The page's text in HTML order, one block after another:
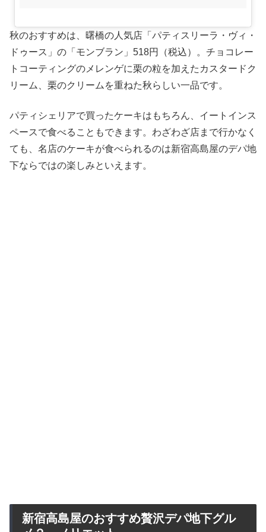
秋のおすすめは、曙橋の人気店「パティスリーラ・ヴィ・
ドゥース」の「モンブラン」518円（税込）。チョコレー
トコーティングのメレンゲに栗の粒を加えたカスタードク
リーム、栗のクリームを重ねた秋らしい一品です。
パティシェリアで買ったケーキはもちろん、イートインス
ペースで食べることもできます。わざわざ店まで行かなく
ても、名店のケーキが食べられるのは新宿高島屋のデパ地
下ならではの楽しみといえます。
新宿高島屋のおすすめ贅沢デパ地下グル